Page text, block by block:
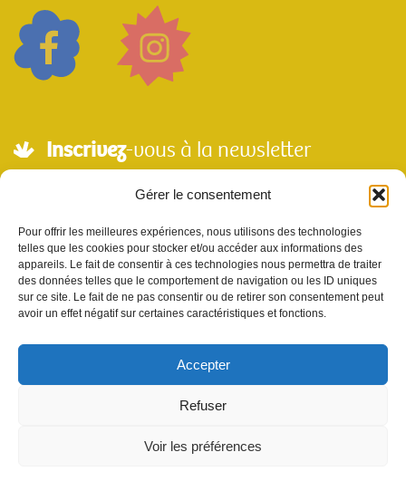
Gérer le consentement
Pour offrir les meilleures expériences, nous utilisons des technologies
telles que les cookies pour stocker et/ou accéder aux informations des
appareils. Le fait de consentir à ces technologies nous permettra de traiter
des données telles que le comportement de navigation ou les ID uniques
sur ce site. Le fait de ne pas consentir ou de retirer son consentement peut
avoir un effet négatif sur certaines caractéristiques et fonctions.
Accepter
Refuser
Voir les préférences
Inscrivez-vous à la newsletter
Nom
Votre e-mail sera utilisé uniquement pour nous permettre de vous envoyer notre
désinscrire en utilisant le lien se désabonner de la newsletter.